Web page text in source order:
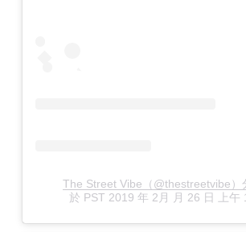
The Street Vibe（@thestreetvibe）
於 PST 2019 年 2月 月 26 日 上午